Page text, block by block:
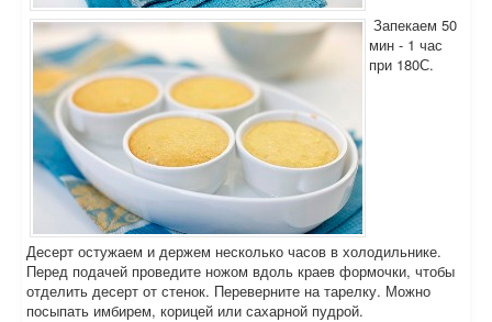
Запекаем 50
мин - 1 час
при 180С.
Десерт остужаем и держем несколько часов в холодильнике.
Перед подачей проведите ножом вдоль краев формочки, чтобы
отделить десерт от стенок. Переверните на тарелку. Можно
посыпать имбирем, корицей или сахарной пудрой.